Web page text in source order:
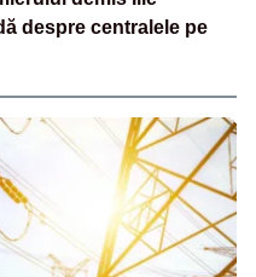
despre centralele pe